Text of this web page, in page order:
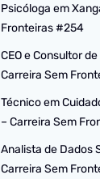
Psicóloga em
Fronteiras #254
CEO e Consultor
Carreira Sem
Técnico em
– Carreira Sem
Analista de Dados
Carreira Sem